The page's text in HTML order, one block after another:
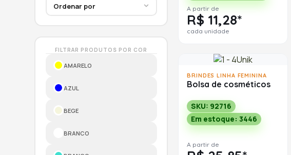
FILTRAR PRODUTOS POR COR
AMARELO
AZUL
BEGE
BRANCO
A partir de
R$ 11,28*
cada unidade
BRINDES LINHA FEMININA
Bolsa de cosméticos
SKU: 92716
Em estoque: 3446
A partir de